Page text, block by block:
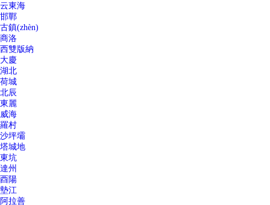
云東海
邯鄲
古鎮(zhèn)
商洛
西雙版納
大慶
湖北
荷城
北辰
東麗
威海
羅村
沙坪壩
塔城地
東坑
達州
酉陽
墊江
阿拉善